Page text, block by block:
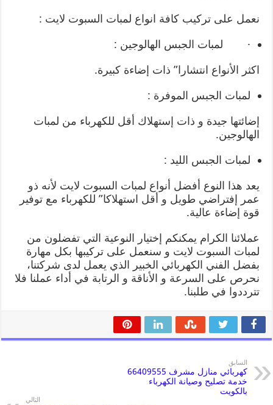
نعمل على تركيب كافة انواع لمبات السبوت لايت :
· لمبات الجبس الهالوجين :
اكثر الأنواع انتشارا” ذات إضاءة كبيرة.
لمبات الجبس الموفرة :
إضائتها جيدة و ذات إستهلاك أقل للكهرباء من لمبات
الهالوجين.
لمبات الجبس الليد :
يعد هذا النوع أفضل أنواع لمبات السبوت لايت لأنه ذو
عمر إفتراضي طويل و أقل استهلاكا” للكهرباء مع توفير
قوة إضاءة عالية.
عملائنا الكرام يمكنكم إختيار النوعية التي تفضلون من
لمبات السبوت لايت و سنعمل على تركيبها بكل مهارة
بفضل الفني الكهربائي الخبير الذي يعمل لدى شركتنا،
نحرص على السرعة و الأناقة و الرتابة في أداء عملنا فلا
تترددوا في طلبنا.
السابق
كهربائي منازل مشرف 66409555
خدمة تصليح وصيانة الكهرباء
بالكويت
التالي